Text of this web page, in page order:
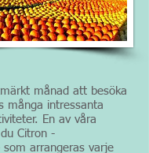
månad att besöka
många intressanta
En av våra
Citron -
som arrangeras varje